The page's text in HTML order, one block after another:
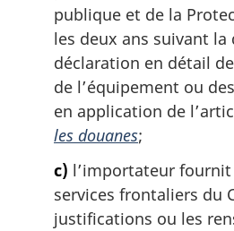
publique et de la
les deux ans suivant la
déclaration en détail
de l’équipement ou
en application de
les douanes;
c) l’importateur fournit
services frontaliers du
justifications ou les